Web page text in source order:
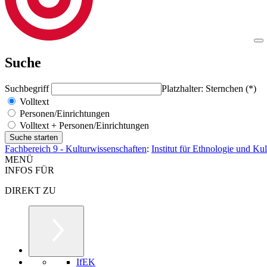
Suche
Suchbegriff
Platzhalter: Sternchen (*)
Volltext
Personen/Einrichtungen
Volltext + Personen/Einrichtungen
Fachbereich 9 - Kulturwissenschaften: Institut für Ethnologie und
MENÜ
INFOS FÜR
DIREKT ZU
IfEK